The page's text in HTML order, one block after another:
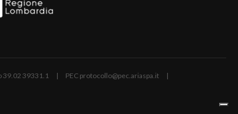
39.02 39331.1 | PEC protocollo@pec.ariaspa.it |